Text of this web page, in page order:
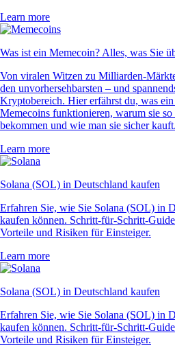
Learn more
Was ist ein Memecoin? Alles, was Sie
Von viralen Witzen zu Milliarden-
den unvorhersehbarsten – und
Kryptobereich. Hier erfährst du, was
Memecoins funktionieren, warum sie
bekommen und wie man sie sicher kauft.
Learn more
Solana (SOL) in Deutschland kaufen
Erfahren Sie, wie Sie Solana (SOL) in
kaufen können. Schritt-für-Schritt-
Vorteile und Risiken für Einsteiger.
Learn more
Solana (SOL) in Deutschland kaufen
Erfahren Sie, wie Sie Solana (SOL) in
kaufen können. Schritt-für-Schritt-
Vorteile und Risiken für Einsteiger.